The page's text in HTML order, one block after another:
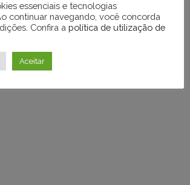
e
essenciais e tecnologias
continuar navegando, você concorda
Confira a política de utilização de
Aceitar